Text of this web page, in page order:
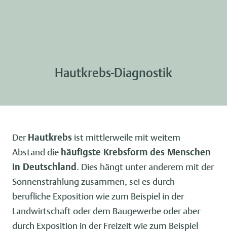
Hautkrebs-Diagnostik
DerHautkrebs ist mittlerweile mit weitem
Abstand die häufigste Krebsform des Menschen
in Deutschland . Dies hängt unter anderem mit der
Sonnenstrahlung zusammen, sei es durch
berufliche Exposition wie zum Beispiel in der
Landwirtschaft oder dem Baugewerbe oder aber
durch Exposition in der Freizeit wie zum Beispiel